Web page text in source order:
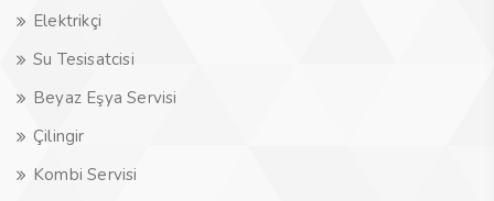
Elektrikçi
Su Tesisatcisi
Beyaz Eşya Servisi
Çilingir
Kombi Servisi